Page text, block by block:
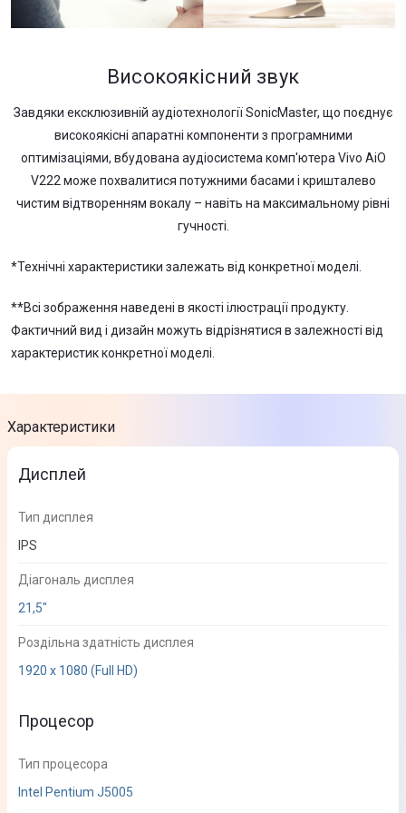
Високоякісний звук
Завдяки ексклюзивній аудіотехнології SonicMaster, що поєднує
високоякісні апаратні компоненти з програмними
оптимізаціями, вбудована аудіосистема комп'ютера Vivo AiO
V222 може похвалитися потужними басами і кришталево
чистим відтворенням вокалу – навіть на максимальному рівні
гучності.
*Технічні характеристики залежать від конкретної моделі.
**Всі зображення наведені в якості ілюстрації продукту.
Фактичний вид і дизайн можуть відрізнятися в залежності від
характеристик конкретної моделі.
Характеристики
Дисплей
Тип дисплея
IPS
Діагональ дисплея
21,5"
Роздільна здатність дисплея
1920 х 1080 (Full HD)
Процесор
Тип процесора
Intel Pentium J5005